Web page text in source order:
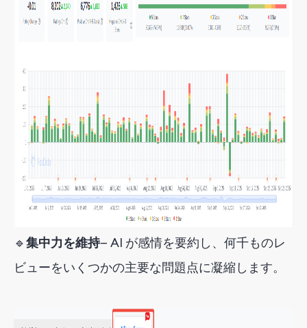
🔹集中力を維持— AI が感情を要約し、何千ものレ
ビューをいくつかの主要な問題点に凝縮します。